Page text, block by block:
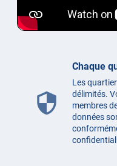
security
Chaque
Les
délimités.
membres
données